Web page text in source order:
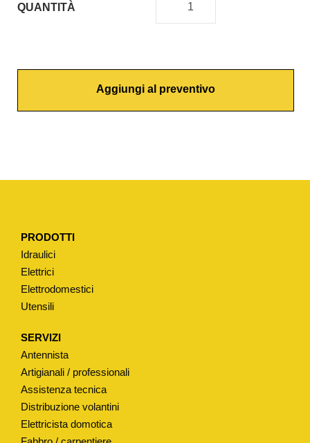
QUANTITÀ
C
R
W
R
P
O
U
N
V
E
R
S
A
L
Aggiungi al preventivo
PRODOTTI
Idraulici
Elettrici
Elettrodomestici
Utensili
SERVIZI
Antennista
Artigianali / professionali
Assistenza tecnica
Distribuzione volantini
Elettricista domotica